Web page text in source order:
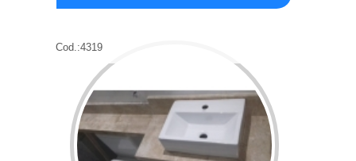
Cod.:4319